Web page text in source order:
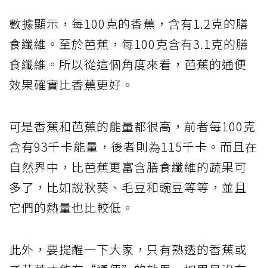
數據顯示，每100克的香蕉，含有1.2克的膳
食纖維。至於芭蕉，每100克含有3.1克的膳
食纖維。所以從這個角度來看，芭蕉的通便
效果確實比香蕉更好。
可是香蕉和芭蕉的能量都很高，前者每100克
含有93千卡能量，後者則為115千卡。而且在
自然界中，比芭蕉更富含膳食纖維的蔬果可
多了，比如說秋葵、毛豆和豌豆等等，並且
它們的熱量也比較低。
此外，要提醒一下大家，只有熟透的香蕉或